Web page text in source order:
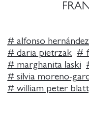
# alfonso
# daria pietrzak #
# marghanita laski
# silvia moreno-
# william peter